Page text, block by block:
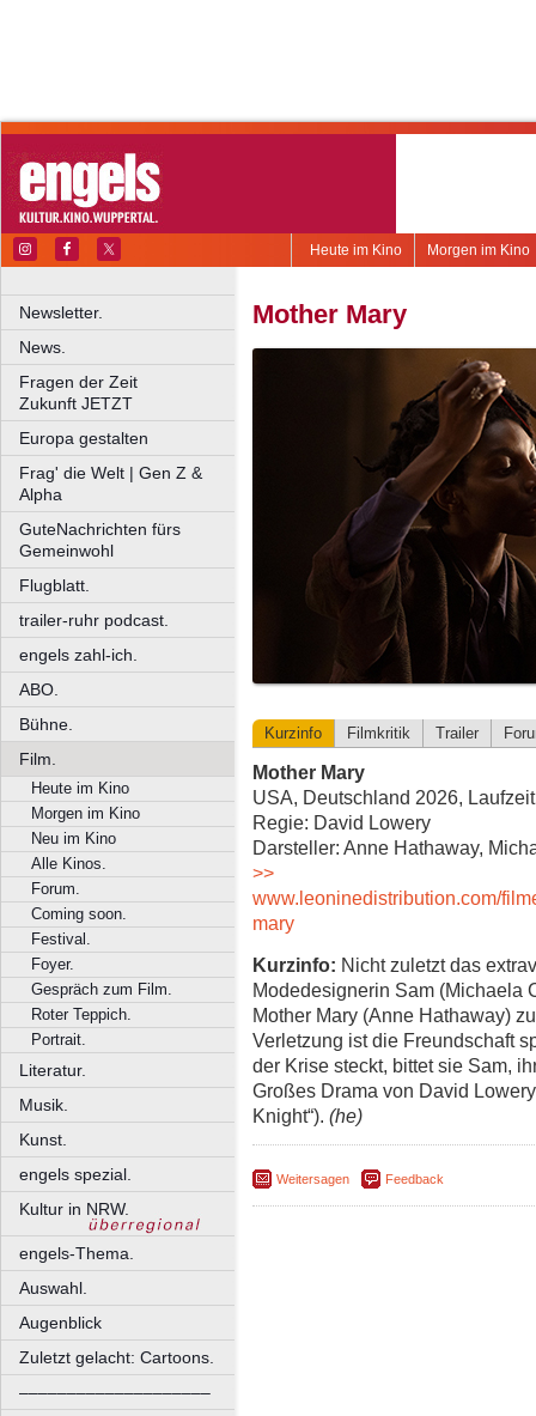
Morgen im Kino
Heute im Kino
Newsletter.
News.
Fragen der Zeit
Zukunft JETZT
Europa gestalten
Frag' die Welt | Gen Z &
Alpha
GuteNachrichten fürs
Gemeinwohl
Flugblatt.
trailer-ruhr podcast.
engels zahl-ich.
ABO.
Bühne.
Film.
Heute im Kino
Morgen im Kino
Neu im Kino
Alle Kinos.
Forum.
Coming soon.
Festival.
Foyer.
Gespräch zum Film.
Roter Teppich.
Portrait.
Literatur.
Musik.
Kunst.
engels spezial.
Kultur in NRW.
engels-Thema.
Auswahl.
Augenblick
Zuletzt gelacht: Cartoons.
––––––––––––––––––––
Mother Mary
Kurzinfo Filmkritik Trailer
Mother Mary
USA, Deutschland 2026,
Regie: David Lowery
Darsteller: Anne Hathaway,
>>
www.leoninedistribution.com/
mary
Kurzinfo: Nicht zuletzt das
Modedesignerin Sam (Michaela
Mother Mary (Anne Hathaway)
Verletzung ist die Freundschaft
der Krise steckt, bittet sie Sam,
Großes Drama von David Lowery
Knight“). (he)
Weitersagen Feedback